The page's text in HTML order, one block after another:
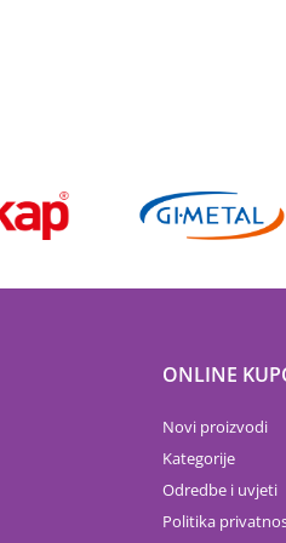
ONLINE
Novi proizvodi
Kategorije
Odredbe i uvjeti
Politika